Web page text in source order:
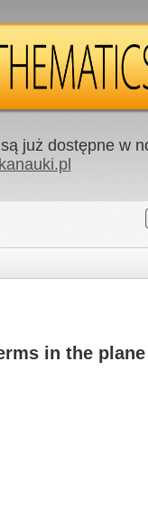
już dostępne w
in the plane